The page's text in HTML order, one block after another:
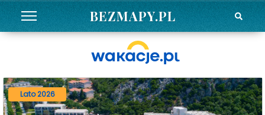
BEZMAPY.PL
Lato 2026